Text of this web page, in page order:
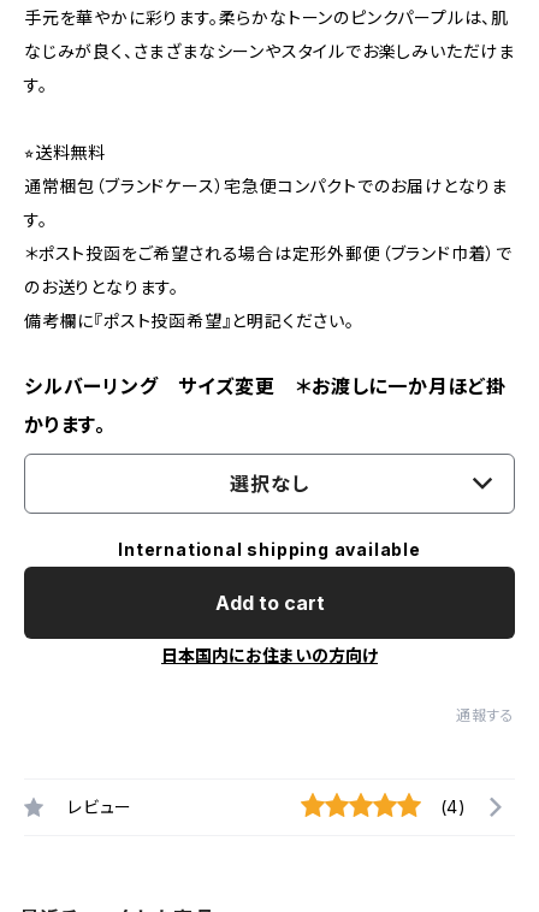
手元を華やかに彩ります。柔らかなトーンのピンクパープルは、肌
なじみが良く、さまざまなシーンやスタイルでお楽しみいただけま
す。
⭐︎送料無料
通常梱包（ブランドケース）宅急便コンパクトでのお届けとなりま
す。
＊ポスト投函をご希望される場合は定形外郵便（ブランド巾着）で
のお送りとなります。
備考欄に『ポスト投函希望』と明記ください。
シルバーリング サイズ変更 ＊お渡しに一か月ほど掛
かります。
選択なし
International shipping available
Add to cart
日本国内にお住まいの方向け
通報する
レビュー (4)